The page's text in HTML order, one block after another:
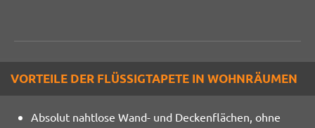
VORTEILE DER FLÜSSIGTAPETE IN WOHNRÄUMEN
Absolut nahtlose Wand- und Deckenflächen, ohne